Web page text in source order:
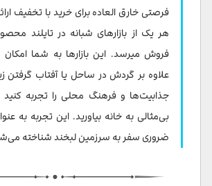
بازار شبانه آخر هفته پوکت
مالین پلازا پاتونگ
فرصتی خارق العاده برای خرید با تخفیف
هر یک از بازارهای شبانه در تایلند
فروش میرسد. این بازارها به شما
علاوه بر گردش در ساحل یا آفتاب گرفتن
جذابیت‌ها و فرهنگ محلی را تجربه
بی‌مثالی به خانه بیاورید. این تجربه به
ضروری سفر به سرزمین لبخند شناخته